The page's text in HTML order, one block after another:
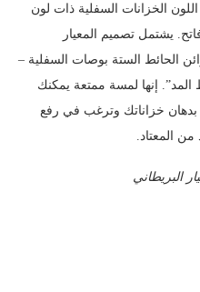
الخزانات السفلية ذات لون
يشتمل تصميم المعيار
الحائط الستة بوصات السفلية –
إنها لمسة ممتعة يمكنك
بدهان خزاناتك وترغب في رفع
المعتاد.
البريطاني